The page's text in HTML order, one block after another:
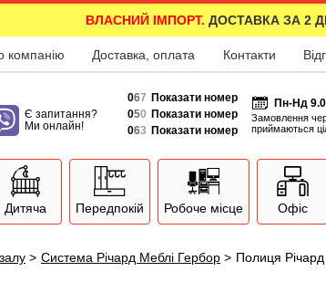
ВЛАСНИЙ ІМПОРТ. ДОСТАВКА ЗА 2
компанію Доставка, оплата Контакти
Є запитання?
Ми онлайн!
067 Показати номер
050 Показати номер
063 Показати номер
Пн-Нд
Замовлення
приймаються
Дитяча Передпокій Робоче місце Офіс
> Система Річард Меблі Гербор > Полиця